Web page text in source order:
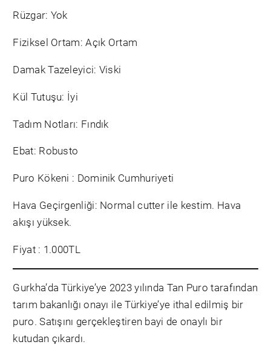
Rüzgar: Yok
Fiziksel Ortam: Açık Ortam
Damak Tazeleyici: Viski
Kül Tutuşu: İyi
Tadım Notları: Fındık
Ebat: Robusto
Puro Kökeni : Dominik Cumhuriyeti
Hava Geçirgenliği: Normal cutter ile kestim. Hava
akışı yüksek.
Fiyat : 1.000TL
Gurkha’da Türkiye’ye 2023 yılında Tan Puro tarafından
tarım bakanlığı onayı ile Türkiye’ye ithal edilmiş bir
puro. Satışını gerçekleştiren bayi de onaylı bir
kutudan çıkardı.